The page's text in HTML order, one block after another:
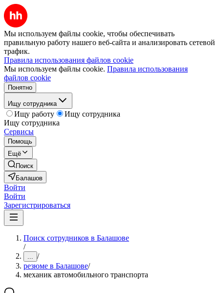
Мы используем файлы cookie, чтобы обеспечивать
правильную работу нашего веб-сайта и анализировать сетевой
трафик.
Правила использования файлов cookie
Мы используем файлы cookie. Правила использования
файлов cookie
Понятно
Ищу сотрудника
Ищу работу
Ищу сотрудника
Ищу сотрудника
Сервисы
Помощь
Ещё
Поиск
Балашов
Войти
Войти
Зарегистрироваться
Поиск сотрудников в Балашове
/
... /
резюме в Балашове/
механик автомобильного транспорта